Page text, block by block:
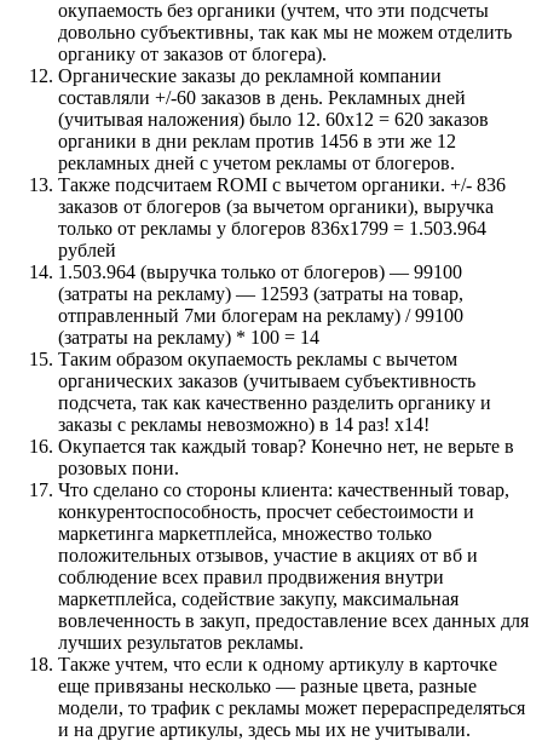
окупаемость без органики (учтем, что эти подсчеты
довольно субъективны, так как мы не можем отделить
органику от заказов от блогера).
Органические заказы до рекламной компании
составляли +/-60 заказов в день. Рекламных дней
(учитывая наложения) было 12. 60х12 = 620 заказов
органики в дни реклам против 1456 в эти же 12
рекламных дней с учетом рекламы от блогеров.
Также подсчитаем ROMI с вычетом органики. +/- 836
заказов от блогеров (за вычетом органики), выручка
только от рекламы у блогеров 836х1799 = 1.503.964
рублей
1.503.964 (выручка только от блогеров) — 99100
(затраты на рекламу) — 12593 (затраты на товар,
отправленный 7ми блогерам на рекламу) / 99100
(затраты на рекламу) * 100 = 14
Таким образом окупаемость рекламы с вычетом
органических заказов (учитываем субъективность
подсчета, так как качественно разделить органику и
заказы с рекламы невозможно) в 14 раз! х14!
Окупается так каждый товар? Конечно нет, не верьте в
розовых пони.
Что сделано со стороны клиента: качественный товар,
конкурентоспособность, просчет себестоимости и
маркетинга маркетплейса, множество только
положительных отзывов, участие в акциях от вб и
соблюдение всех правил продвижения внутри
маркетплейса, содействие закупу, максимальная
вовлеченность в закуп, предоставление всех данных для
лучших результатов рекламы.
Также учтем, что если к одному артикулу в карточке
еще привязаны несколько — разные цвета, разные
модели, то трафик с рекламы может перераспределяться
и на другие артикулы, здесь мы их не учитывали.